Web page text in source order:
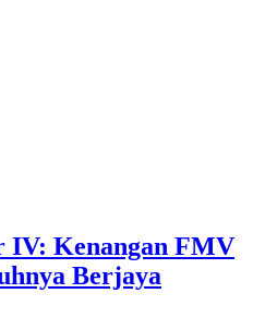
IV: Kenangan FMV
Berjaya